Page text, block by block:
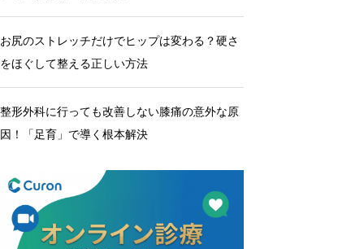
お尻のストレッチだけでヒップは変わる？硬さ
をほぐして整える正しい方法
整形外科に行っても改善しない膝痛の意外な原
因！「足育」で導く根本解決